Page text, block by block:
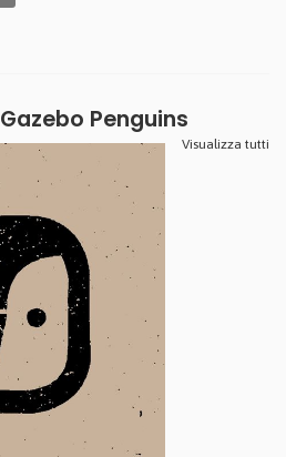
Gazebo Penguins
Visualizza tutti